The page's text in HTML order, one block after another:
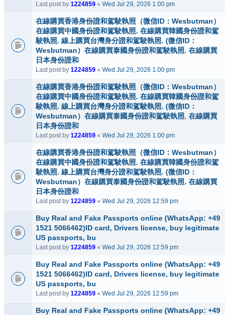
Last post by 1224859 « Wed Jul 29, 2026 1:00 pm
在線購買香港身份證和駕駛執照（微信ID：Wesbutman）
在線購買中國身份證和駕駛執照. 在線購買韓國身份證和駕
駛執照. 線上購買台灣身分證和駕駛執照. (微信ID：
Wesbutman）在線購買泰國身份證和駕駛執照. 在線購買
日本身份證和
Last post by 1224859 « Wed Jul 29, 2026 1:00 pm
在線購買香港身份證和駕駛執照（微信ID：Wesbutman）
在線購買中國身份證和駕駛執照. 在線購買韓國身份證和駕
駛執照. 線上購買台灣身分證和駕駛執照. (微信ID：
Wesbutman）在線購買泰國身份證和駕駛執照. 在線購買
日本身份證和
Last post by 1224859 « Wed Jul 29, 2026 1:00 pm
在線購買香港身份證和駕駛執照（微信ID：Wesbutman）
在線購買中國身份證和駕駛執照. 在線購買韓國身份證和駕
駛執照. 線上購買台灣身分證和駕駛執照. (微信ID：
Wesbutman）在線購買泰國身份證和駕駛執照. 在線購買
日本身份證和
Last post by 1224859 « Wed Jul 29, 2026 12:59 pm
Buy Real and Fake Passports online (WhatsApp: +49
1521 5066462)ID card, Drivers license, buy legitimate
US passports, bu
Last post by 1224859 « Wed Jul 29, 2026 12:59 pm
Buy Real and Fake Passports online (WhatsApp: +49
1521 5066462)ID card, Drivers license, buy legitimate
US passports, bu
Last post by 1224859 « Wed Jul 29, 2026 12:59 pm
Buy Real and Fake Passports online (WhatsApp: +49